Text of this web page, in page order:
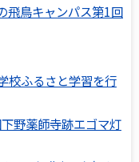
飛鳥キャンパス第1回
校ふるさと学習を行
野薬師寺跡エゴマ灯